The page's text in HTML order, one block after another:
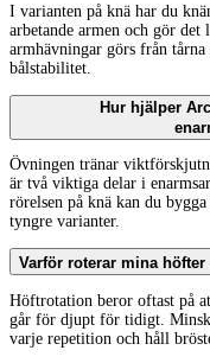
I varianten på knä har du
arbetande armen och gör
armhävningar görs från
bålstabilitet.
Hur hjälper
Övningen tränar
är två viktiga delar i
rörelsen på knä kan du
tyngre varianter.
Varför roterar mina
Höftrotation beror oftast på
går för djupt för tidigt.
varje repetition och håll